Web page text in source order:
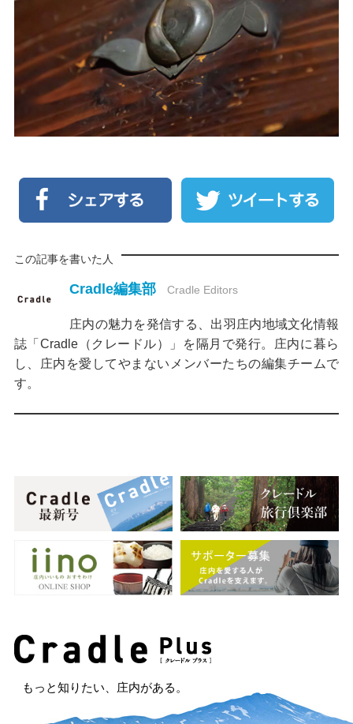
この記事を書いた人
Cradle編集部 Cradle Editors
庄内の魅力を発信する、出羽庄内地域文化情報
誌「Cradle（クレードル）」を隔月で発行。庄内に暮ら
し、庄内を愛してやまないメンバーたちの編集チームで
す。
もっと知りたい、庄内がある。